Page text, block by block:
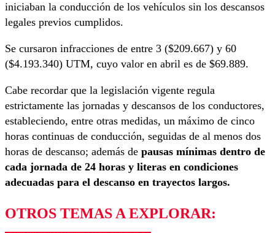
iniciaban la conducción de los vehículos sin los descansos
legales previos cumplidos.
Se cursaron infracciones de entre 3 ($209.667) y 60
($4.193.340) UTM, cuyo valor en abril es de $69.889.
Cabe recordar que la legislación vigente regula
estrictamente las jornadas y descansos de los conductores,
estableciendo, entre otras medidas, un máximo de cinco
horas continuas de conducción, seguidas de al menos dos
horas de descanso; además de pausas mínimas dentro de
cada jornada de 24 horas y literas en condiciones
adecuadas para el descanso en trayectos largos.
OTROS TEMAS A EXPLORAR: